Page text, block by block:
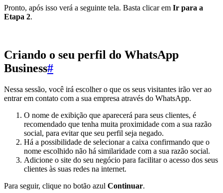
Pronto, após isso verá a seguinte tela. Basta clicar em Ir para a
Etapa 2.
Criando o seu perfil do WhatsApp
Business#
Nessa sessão, você irá escolher o que os seus visitantes irão ver ao
entrar em contato com a sua empresa através do WhatsApp.
O nome de exibição que aparecerá para seus clientes, é
recomendado que tenha muita proximidade com a sua razão
social, para evitar que seu perfil seja negado.
Há a possibilidade de selecionar a caixa confirmando que o
nome escolhido não há similaridade com a sua razão social.
Adicione o site do seu negócio para facilitar o acesso dos seus
clientes às suas redes na internet.
Para seguir, clique no botão azul Continuar.